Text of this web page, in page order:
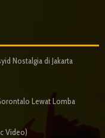
Nostalgia di Jakarta
Lewat Lomba
Video)